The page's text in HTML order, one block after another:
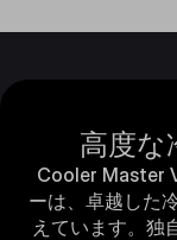
高度な
Cooler Master
ーは、卓越した
えています。独